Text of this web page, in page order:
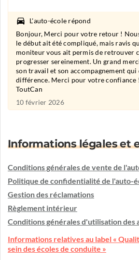
L'auto-école répond
Bonjour, Merci pour votre retour !
le début ait été compliqué, mais ravis
moniteur vous ait permis de retrouver
progresser sereinement. Un grand
son travail et son accompagnement
différence. Merci pour votre confiance !
ToutCan
10 février 2026
Informations légales et
Conditions générales de vente de
Politique de confidentialité de l'auto-
Gestion des réclamations
Règlement intérieur
Conditions générales d'utilisation des
Informations relatives au label «
sein des écoles de conduite »